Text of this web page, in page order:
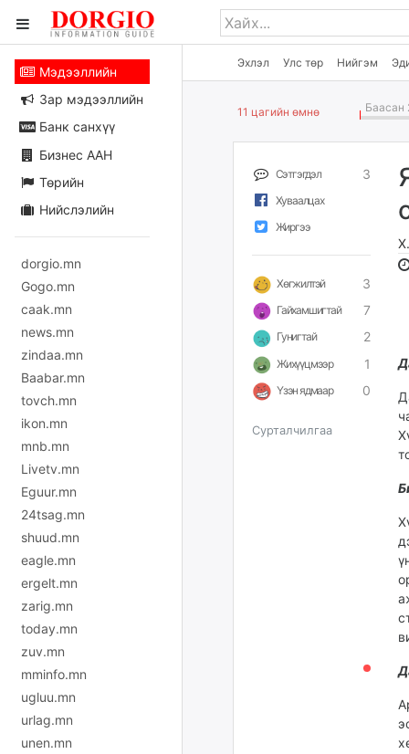
Эхлэл Улс төр Нийгэм
Мэдээллийн
Зар мэдээллийн
Банк санхүү
Бизнес ААН
Төрийн
Нийслэлийн
dorgio.mn
Gogo.mn
caak.mn
news.mn
zindaa.mn
Baabar.mn
tovch.mn
ikon.mn
mnb.mn
Livetv.mn
Eguur.mn
24tsag.mn
shuud.mn
eagle.mn
ergelt.mn
zarig.mn
today.mn
zuv.mn
mminfo.mn
ugluu.mn
urlag.mn
unen.mn
11 цагийн өмнө Баасан
Сэтгэгдэл 3
Хуваалцах
Жиргээ
Хөгжилтэй 3
Гайхамшигтай 7
Гунигтай 2
Жихүүцмээр 1
Үзэн ядмаар 0
Сурталчилгаа